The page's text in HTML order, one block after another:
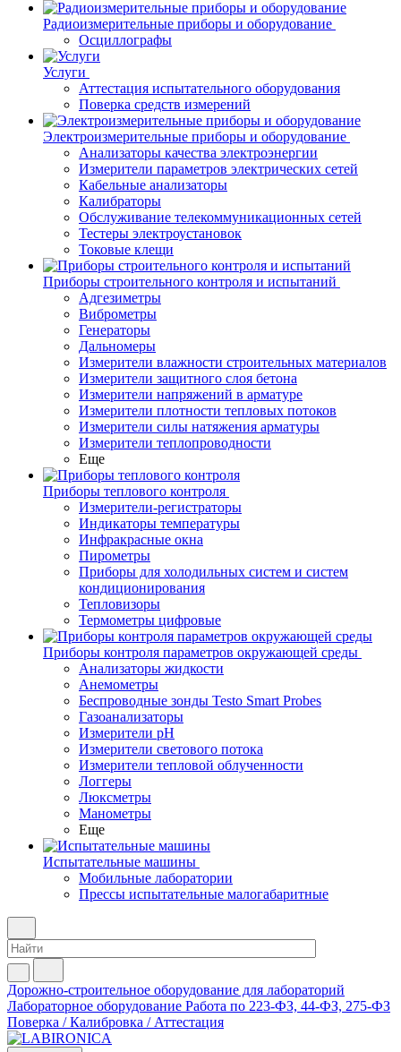
Радиоизмерительные приборы и оборудование
Осциллографы
Услуги
Аттестация испытательного оборудования
Поверка средств измерений
Электроизмерительные приборы и оборудование
Анализаторы качества электроэнергии
Измерители параметров электрических сетей
Кабельные анализаторы
Калибраторы
Обслуживание телекоммуникационных сетей
Тестеры электроустановок
Токовые клещи
Приборы строительного контроля и испытаний
Адгезиметры
Виброметры
Генераторы
Дальномеры
Измерители влажности строительных материалов
Измерители защитного слоя бетона
Измерители напряжений в арматуре
Измерители плотности тепловых потоков
Измерители силы натяжения арматуры
Измерители теплопроводности
Еще
Приборы теплового контроля
Измерители-регистраторы
Индикаторы температуры
Инфракрасные окна
Пирометры
Приборы для холодильных систем и систем
кондиционирования
Тепловизоры
Термометры цифровые
Приборы контроля параметров окружающей среды
Анализаторы жидкости
Анемометры
Беспроводные зонды Testo Smart Probes
Газоанализаторы
Измерители pH
Измерители светового потока
Измерители тепловой облученности
Логгеры
Люксметры
Манометры
Еще
Испытательные машины
Мобильные лаборатории
Прессы испытательные малогабаритные
Дорожно-строительное оборудование для лабораторий
Лабораторное оборудование Работа по 223-ФЗ, 44-ФЗ, 275-ФЗ
Поверка / Калибровка / Аттестация